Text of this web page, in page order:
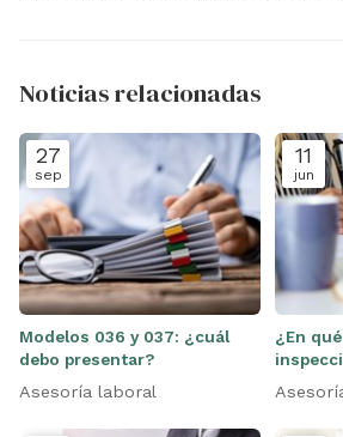
Noticias relacionadas
27
sep
Modelos 036 y 037: ¿cuál
debo presentar?
Asesoría laboral
11
jun
¿En